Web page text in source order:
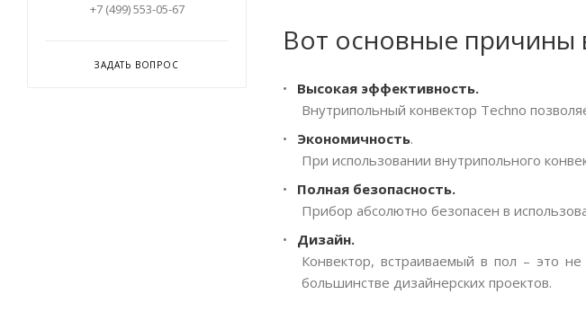
Вот основные причины
Высокая эффективность.
Внутрипольный конвектор Techno
Экономичность.
При использовании внутрипольного
Полная безопасность.
Прибор абсолютно безопасен в
Дизайн.
Конвектор, встраиваемый в пол – это
большинстве дизайнерских проектов.
+7 (499) 553-05-67
ЗАДАТЬ ВОПРОС